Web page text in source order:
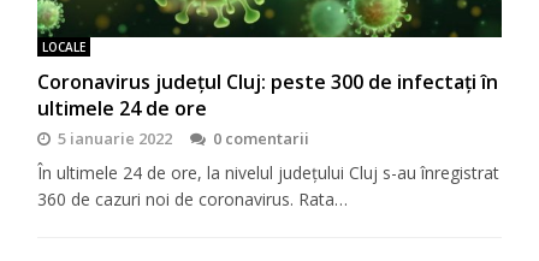
LOCALE
Coronavirus județul Cluj: peste 300 de infectați în
ultimele 24 de ore
5 ianuarie 2022 0 comentarii
În ultimele 24 de ore, la nivelul județului Cluj s-au înregistrat
360 de cazuri noi de coronavirus. Rata…